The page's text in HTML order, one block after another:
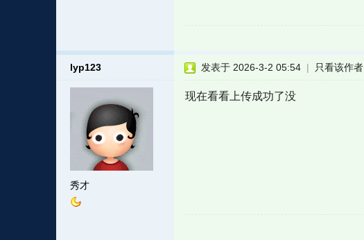
lyp123
秀才
发表于 2026-3-2 05:54 | 只看该作者
现在看看上传成功了没